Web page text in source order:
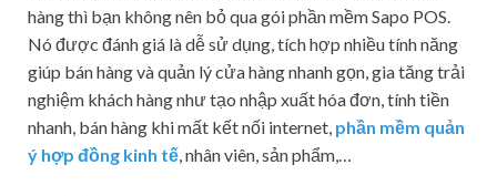
hàng thì bạn không nên bỏ qua gói phần mềm Sapo POS.
Nó được đánh giá là dễ sử dụng, tích hợp nhiều tính năng
giúp bán hàng và quản lý cửa hàng nhanh gọn, gia tăng trải
nghiệm khách hàng như tạo nhập xuất hóa đơn, tính tiền
nhanh, bán hàng khi mất kết nối internet, phần mềm quản
ý hợp đồng kinh tế, nhân viên, sản phẩm,…